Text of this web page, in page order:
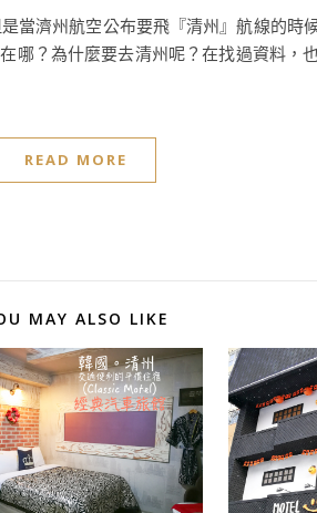
濟州航空公布要飛『清州』航線的時
哪？為什麼要去清州呢？在找過資料，
READ MORE
MAY ALSO LIKE